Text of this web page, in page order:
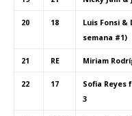
20 18
Luis Fonsi &
semana #1)
21 RE Miriam
22 17
Sofia Reyes
3